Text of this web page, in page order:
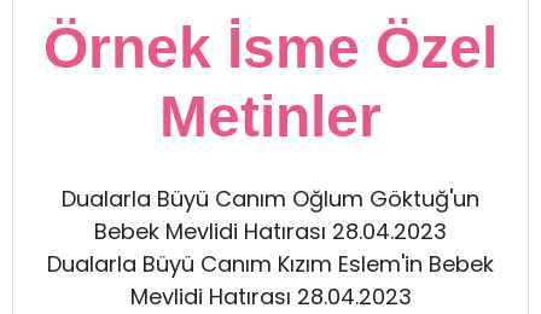
Örnek İsme Özel
Metinler
Dualarla Büyü Canım Oğlum Göktuğ'un
Bebek Mevlidi Hatırası 28.04.2023
Dualarla Büyü Canım Kızım Eslem'in Bebek
Mevlidi Hatırası 28.04.2023